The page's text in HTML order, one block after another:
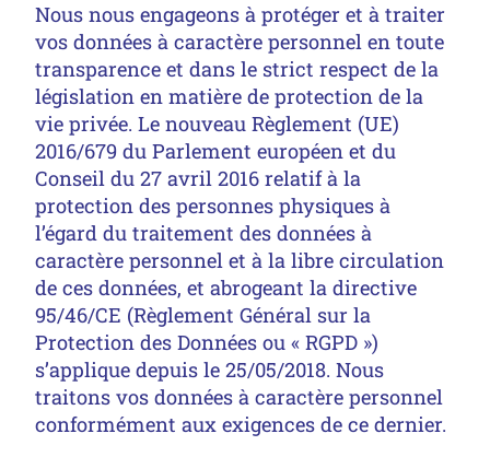
Nous nous engageons à protéger et à traiter
vos données à caractère personnel en toute
transparence et dans le strict respect de la
législation en matière de protection de la
vie privée. Le nouveau Règlement (UE)
2016/679 du Parlement européen et du
Conseil du 27 avril 2016 relatif à la
protection des personnes physiques à
l’égard du traitement des données à
caractère personnel et à la libre circulation
de ces données, et abrogeant la directive
95/46/CE (Règlement Général sur la
Protection des Données ou « RGPD »)
s’applique depuis le 25/05/2018. Nous
traitons vos données à caractère personnel
conformément aux exigences de ce dernier.